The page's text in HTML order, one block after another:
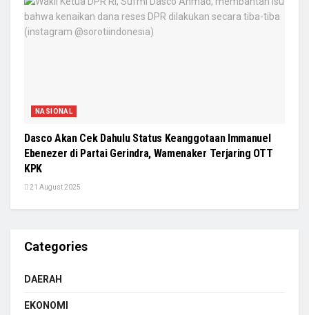
NASIONAL
Dasco Akan Cek Dahulu Status Keanggotaan Immanuel
Ebenezer di Partai Gerindra, Wamenaker Terjaring OTT
KPK
21 August 2025
Categories
DAERAH
EKONOMI